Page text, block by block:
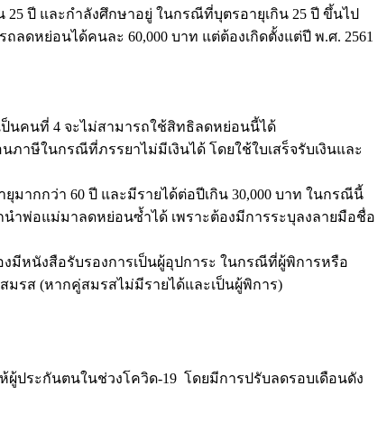
ปี และกำลังศึกษาอยู่ ในกรณีที่บุตรอายุเกิน 25 ปี ขึ้นไป
หย่อนได้คนละ 60,000 บาท แต่ต้องเกิดตั้งแต่ปี พ.ศ. 2561
นที่ 4 จะไม่สามารถใช้สิทธิลดหย่อนนี้ได้
ษีในกรณีที่ภรรยาไม่มีเงินได้ โดยใช้ใบเสร็จรับเงินและ
ากกว่า 60 ปี และมีรายได้ต่อปีเกิน 30,000 บาท ในกรณีนี้
ำพ่อแม่มาลดหย่อนซ้ำได้ เพราะต้องมีการระบุลงลายมือชื่อ
มีหนังสือรับรองการเป็นผู้อุปการะ ในกรณีที่ผู้พิการหรือ
รส (หากคู่สมรสไม่มีรายได้และเป็นผู้พิการ)
ประกันตนในช่วงโควิด-19 โดยมีการปรับลดรอบเดือนดัง